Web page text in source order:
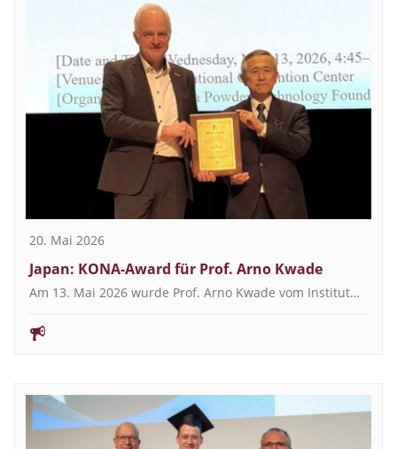
20. Mai 2026
Japan: KONA-Award für Prof. Arno Kwade
Am 13. Mai 2026 wurde Prof. Arno Kwade vom Institut…